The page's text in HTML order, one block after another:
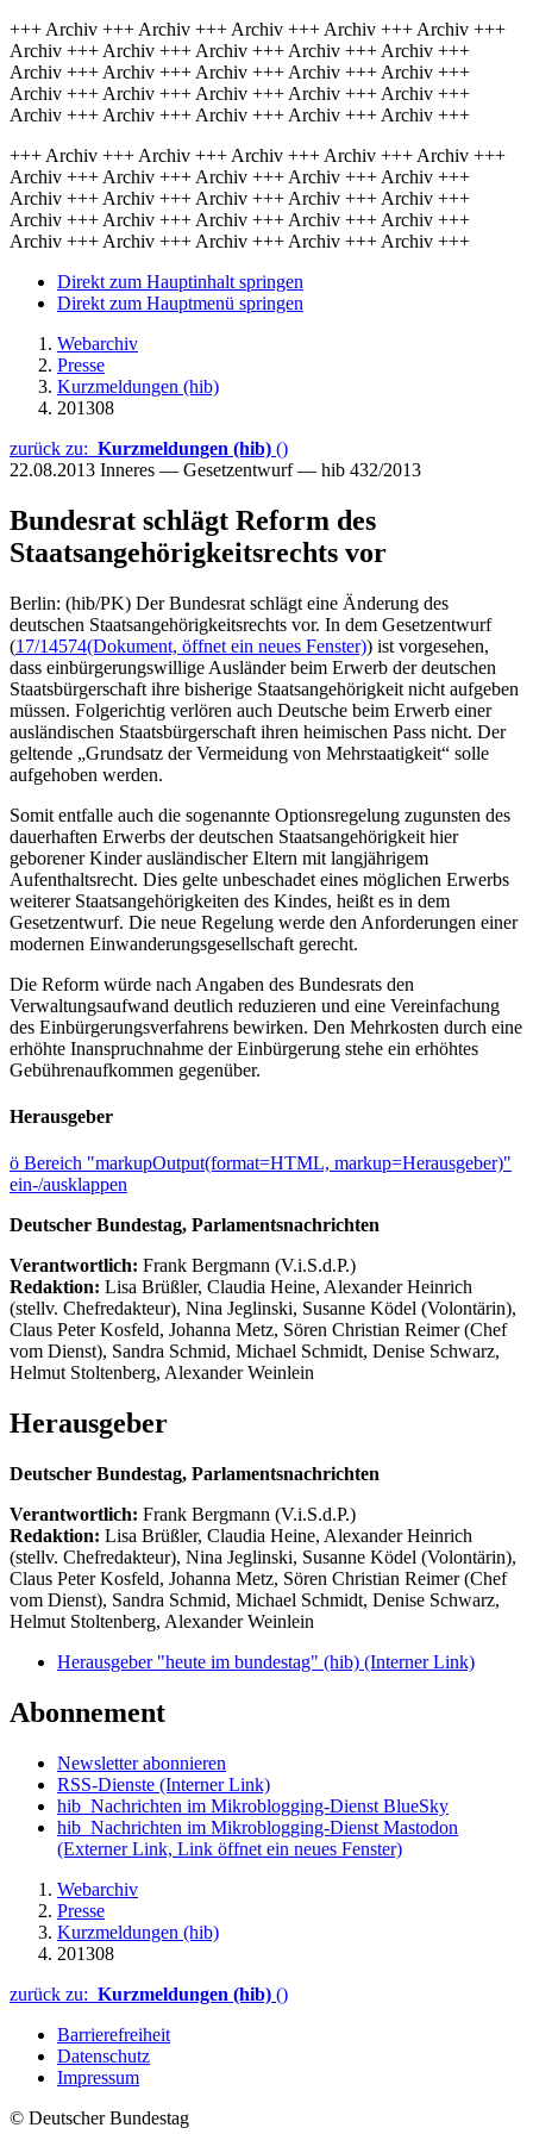
+++ Archiv +++ Archiv +++ Archiv +++ Archiv +++ Archiv +++
Archiv +++ Archiv +++ Archiv +++ Archiv +++ Archiv +++
Archiv +++ Archiv +++ Archiv +++ Archiv +++ Archiv +++
Archiv +++ Archiv +++ Archiv +++ Archiv +++ Archiv +++
Archiv +++ Archiv +++ Archiv +++ Archiv +++ Archiv +++
+++ Archiv +++ Archiv +++ Archiv +++ Archiv +++ Archiv +++
Archiv +++ Archiv +++ Archiv +++ Archiv +++ Archiv +++
Archiv +++ Archiv +++ Archiv +++ Archiv +++ Archiv +++
Archiv +++ Archiv +++ Archiv +++ Archiv +++ Archiv +++
Archiv +++ Archiv +++ Archiv +++ Archiv +++ Archiv +++
Direkt zum Hauptinhalt springen
Direkt zum Hauptmenü springen
Webarchiv
Presse
Kurzmeldungen (hib)
201308
zurück zu: Kurzmeldungen (hib) ()
22.08.2013 Inneres — Gesetzentwurf — hib 432/2013
Bundesrat schlägt Reform des
Staatsangehörigkeitsrechts vor
Berlin: (hib/PK) Der Bundesrat schlägt eine Änderung des
deutschen Staatsangehörigkeitsrechts vor. In dem Gesetzentwurf
(17/14574(Dokument, öffnet ein neues Fenster)) ist vorgesehen,
dass einbürgerungswillige Ausländer beim Erwerb der deutschen
Staatsbürgerschaft ihre bisherige Staatsangehörigkeit nicht aufgeben
müssen. Folgerichtig verlören auch Deutsche beim Erwerb einer
ausländischen Staatsbürgerschaft ihren heimischen Pass nicht. Der
geltende „Grundsatz der Vermeidung von Mehrstaatigkeit“ solle
aufgehoben werden.
Somit entfalle auch die sogenannte Optionsregelung zugunsten des
dauerhaften Erwerbs der deutschen Staatsangehörigkeit hier
geborener Kinder ausländischer Eltern mit langjährigem
Aufenthaltsrecht. Dies gelte unbeschadet eines möglichen Erwerbs
weiterer Staatsangehörigkeiten des Kindes, heißt es in dem
Gesetzentwurf. Die neue Regelung werde den Anforderungen einer
modernen Einwanderungsgesellschaft gerecht.
Die Reform würde nach Angaben des Bundesrats den
Verwaltungsaufwand deutlich reduzieren und eine Vereinfachung
des Einbürgerungsverfahrens bewirken. Den Mehrkosten durch eine
erhöhte Inanspruchnahme der Einbürgerung stehe ein erhöhtes
Gebührenaufkommen gegenüber.
Herausgeber
ö Bereich "markupOutput(format=HTML, markup=Herausgeber)"
ein-/ausklappen
Deutscher Bundestag, Parlamentsnachrichten
Verantwortlich: Frank Bergmann (V.i.S.d.P.)
Redaktion: Lisa Brüßler, Claudia Heine, Alexander Heinrich
(stellv. Chefredakteur), Nina Jeglinski, Susanne Ködel (Volontärin),
Claus Peter Kosfeld, Johanna Metz, Sören Christian Reimer (Chef
vom Dienst), Sandra Schmid, Michael Schmidt, Denise Schwarz,
Helmut Stoltenberg, Alexander Weinlein
Herausgeber
Deutscher Bundestag, Parlamentsnachrichten
Verantwortlich: Frank Bergmann (V.i.S.d.P.)
Redaktion: Lisa Brüßler, Claudia Heine, Alexander Heinrich
(stellv. Chefredakteur), Nina Jeglinski, Susanne Ködel (Volontärin),
Claus Peter Kosfeld, Johanna Metz, Sören Christian Reimer (Chef
vom Dienst), Sandra Schmid, Michael Schmidt, Denise Schwarz,
Helmut Stoltenberg, Alexander Weinlein
Herausgeber "heute im bundestag" (hib) (Interner Link)
Abonnement
Newsletter abonnieren
RSS-Dienste (Interner Link)
hib_Nachrichten im Mikroblogging-Dienst BlueSky
hib_Nachrichten im Mikroblogging-Dienst Mastodon
(Externer Link, Link öffnet ein neues Fenster)
Webarchiv
Presse
Kurzmeldungen (hib)
201308
zurück zu: Kurzmeldungen (hib) ()
Barrierefreiheit
Datenschutz
Impressum
© Deutscher Bundestag